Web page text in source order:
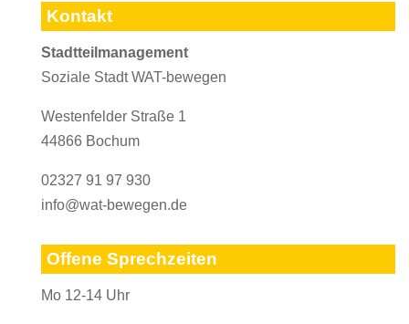
Kontakt
Stadtteilmanagement
Soziale Stadt WAT-bewegen
Westenfelder Straße 1
44866 Bochum
02327 91 97 930
info@wat-bewegen.de
Offene Sprechzeiten
Mo 12-14 Uhr